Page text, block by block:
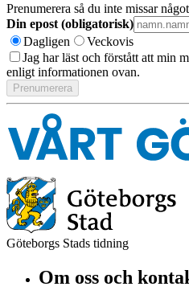
Prenumerera så du inte missar
Din epost (obligatorisk)
Dagligen
Veckovis
Jag har läst och förstått att min
enligt informationen ovan.
Göteborgs Stads tidning
Om oss och